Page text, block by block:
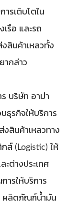
ารเติบโตใน
รือ และรถ
สินค้าเหลวทั้ง
ากล่าว
บริษัท อาม่า
ธุรกิจให้บริการ
งสินค้าเหลวทาง
ส์ (Logistic) ให้
ะต่างประเทศ
ารให้บริการ
ผลิตภัณฑ์น้ำมัน